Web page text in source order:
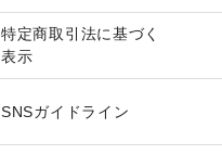
特定商取引法に基づく
表示
SNSガイドライン